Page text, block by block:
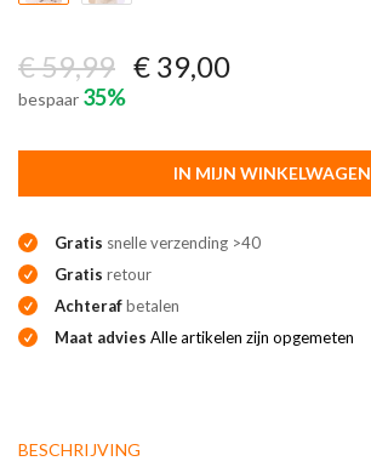
€ 59,99 € 39,00
bespaar 35%
IN MIJN WINKELWAGEN
Gratis snelle verzending >40
Gratis retour
Achterafbetalen
Maat advies Alle artikelen zijn opgemeten
BESCHRIJVING